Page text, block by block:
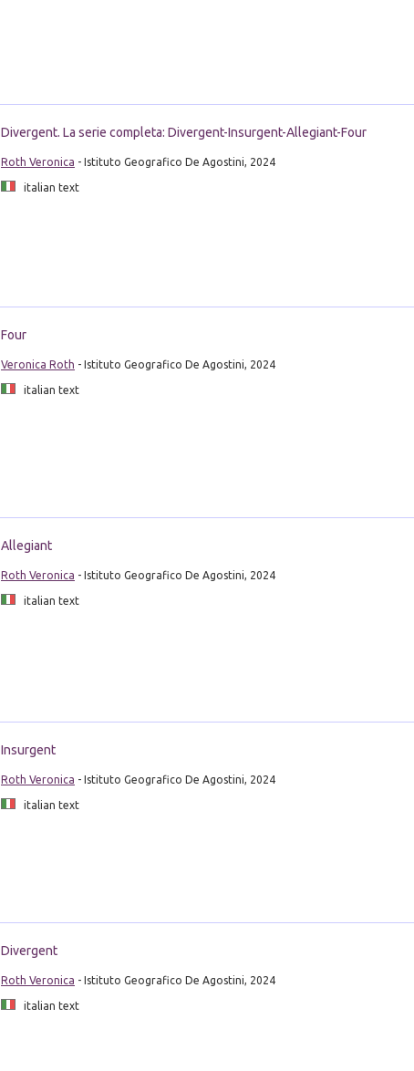
Divergent. La serie completa: Divergent-Insurgent-Allegiant-Four
Roth Veronica - Istituto Geografico De Agostini, 2024
italian text
Four
Veronica Roth - Istituto Geografico De Agostini, 2024
italian text
Allegiant
Roth Veronica - Istituto Geografico De Agostini, 2024
italian text
Insurgent
Roth Veronica - Istituto Geografico De Agostini, 2024
italian text
Divergent
Roth Veronica - Istituto Geografico De Agostini, 2024
italian text